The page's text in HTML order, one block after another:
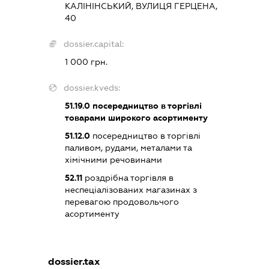
КАЛІНІНСЬКИЙ, ВУЛИЦЯ ГЕРЦЕНА,
40
dossier.capital:
1 000 грн.
dossier.kveds:
51.19.0 посередництво в торгівлі
товарами широкого асортименту
51.12.0 посередництво в торгівлі
паливом, рудами, металами та
хімічними речовинами
52.11 роздрібна торгівля в
неспеціалізованих магазинах з
перевагою продовольчого
асортименту
dossier.tax